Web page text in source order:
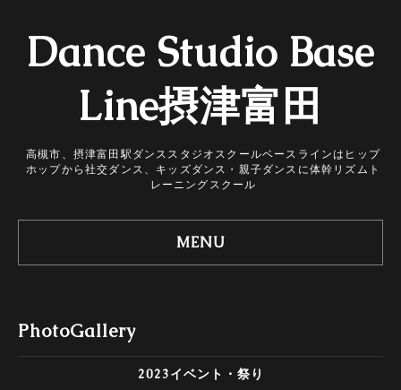
Dance Studio Base
Line摂津富田
高槻市、摂津富田駅ダンススタジオスクールベースラインはヒップ
ホップから社交ダンス、キッズダンス・親子ダンスに体幹リズムト
レーニングスクール
MENU
PhotoGallery
2023イベント・祭り